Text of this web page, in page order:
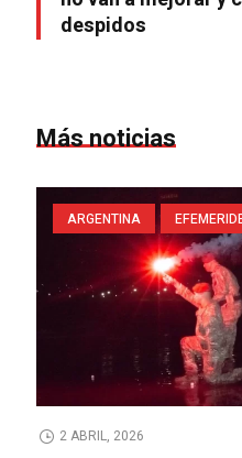
despidos
Más noticias
ARGENTINA
2 ABRIL, 2026